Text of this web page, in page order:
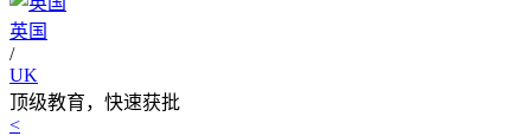
英国
/
UK
顶级教育，快速获批
<